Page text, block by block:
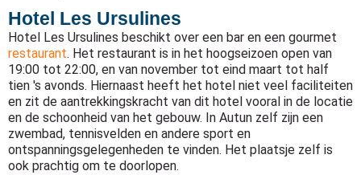
Hotel Les Ursulines
Hotel Les Ursulines beschikt over een bar en een gourmet
restaurant. Het restaurant is in het hoogseizoen open van
19:00 tot 22:00, en van november tot eind maart tot half
tien 's avonds. Hiernaast heeft het hotel niet veel faciliteiten
en zit de aantrekkingskracht van dit hotel vooral in de locatie
en de schoonheid van het gebouw. In Autun zelf zijn een
zwembad, tennisvelden en andere sport en
ontspanningsgelegenheden te vinden. Het plaatsje zelf is
ook prachtig om te doorlopen.